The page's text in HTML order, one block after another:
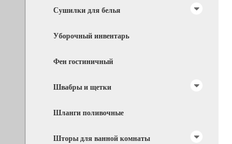
Сушилки для белья
Уборочный инвентарь
Фен гостиничный
Швабры и щетки
Шланги поливочные
Шторы для ванной комнаты